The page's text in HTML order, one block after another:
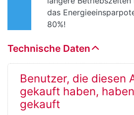
das
80%!
Technische Daten
Benutzer, die diesen
gekauft haben,
gekauft